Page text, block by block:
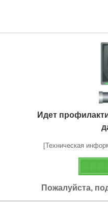
Идет
[Техническая
Пожалуйста,